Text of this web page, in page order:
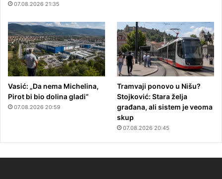
07.08.2026 21:35
Vasić: „Da nema Michelina,
Pirot bi bio dolina gladi“
07.08.2026 20:59
Tramvaji ponovo u Nišu?
Stojković: Stara želja
građana, ali sistem je veoma
skup
07.08.2026 20:45